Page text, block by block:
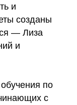
и
созданы
— Лиза
и
по
с